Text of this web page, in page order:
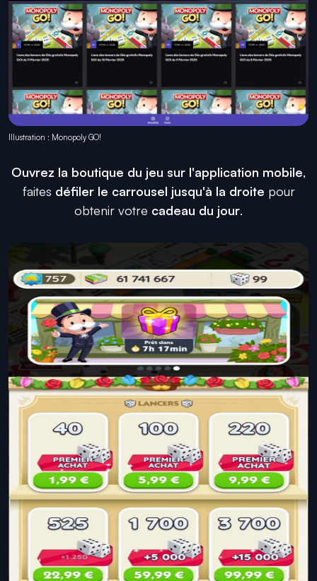
Illustration : Monopoly GO!
Ouvrez la boutique du jeu sur l'application mobile,
faites défiler le carrousel jusqu'à la droite pour
obtenir votre cadeau du jour.